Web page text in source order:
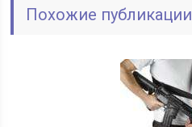
Похожие публикации